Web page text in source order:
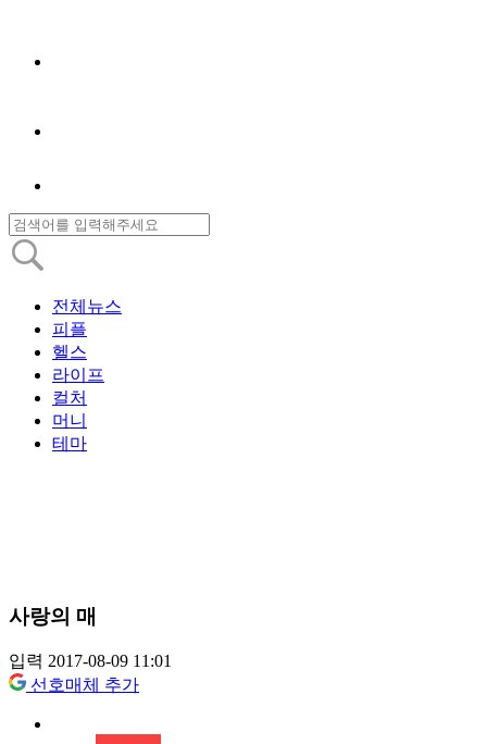
전체뉴스
피플
헬스
라이프
컬처
머니
테마
사랑의 매
입력 2017-08-09 11:01
선호매체 추가